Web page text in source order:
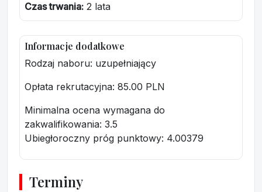
Czas trwania: 2 lata
Informacje dodatkowe
Rodzaj naboru: uzupełniający
Opłata rekrutacyjna: 85.00 PLN
Minimalna ocena wymagana do
zakwalifikowania: 3.5
Ubiegłoroczny próg punktowy: 4.00379
Terminy